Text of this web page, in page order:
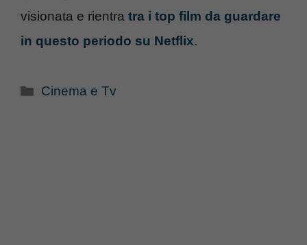
visionata e rientra tra i top film da guardare
in questo periodo su Netflix.
Categorie
Cinema e Tv